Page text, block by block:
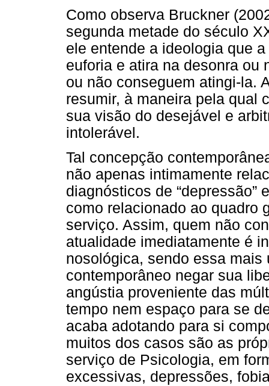
Como observa Bruckner
segunda metade do século
ele entende a ideologia que
euforia e atira na desonra ou
ou não conseguem atingi-la.
resumir, à maneira pela qual
sua visão do desejável e
intolerável.
Tal concepção
não apenas intimamente
diagnósticos de “depressão”
como relacionado ao quadro
serviço. Assim, quem não
atualidade imediatamente é
nosológica, sendo essa
contemporâneo negar sua
angústia proveniente das
tempo nem espaço para se
acaba adotando para si
muitos dos casos são as
serviço de Psicologia, em
excessivas, depressões,